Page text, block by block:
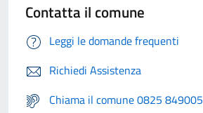
Contatta il comune
Leggi le domande frequenti
Richiedi Assistenza
Chiama il comune 0825 849005